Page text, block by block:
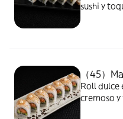
sushi y
（45）
Roll dulce
cremoso